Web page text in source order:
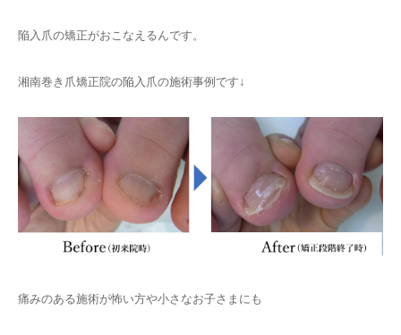
陥入爪の矯正がおこなえるんです。
湘南巻き爪矯正院の陥入爪の施術事例です↓
痛みのある施術が怖い方や小さなお子さまにも